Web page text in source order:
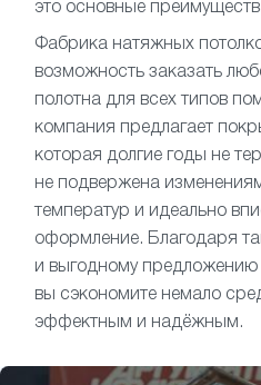
это основные
Фабрика натяжных
возможность заказать
полотна для всех типов
компания предлагает
которая долгие годы не
не подвержена
температур и идеально
оформление. Благодаря
и выгодному предложению
вы сэкономите немало
эффектным и надёжным.